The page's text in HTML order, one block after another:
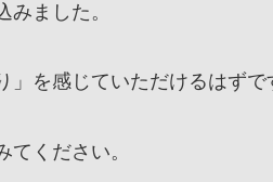
ました。
を感じていただけるはずで
ください。